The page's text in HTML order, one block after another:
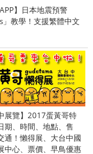
】日本地震預警
」教學！支援繁體中文
展覽】2017蛋黃哥特
期、時間、地點、售
通！懶得展、大台中國
中心、票價、早鳥優惠